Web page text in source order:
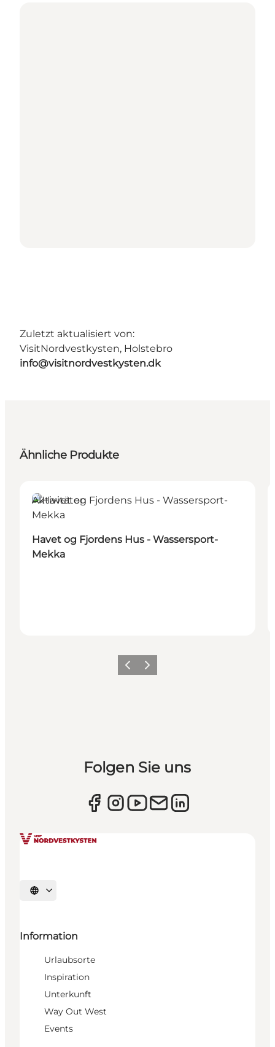
Zuletzt aktualisiert von:
VisitNordvestkysten, Holstebro
info@visitnordvestkysten.dk
Ähnliche Produkte
Aktivitäten
Havet og Fjordens Hus - Wassersport-
Mekka
ZurückWeiter
Folgen Sie uns
Sprache auswählen
Information
Urlaubsorte
Inspiration
Unterkunft
Way Out West
Events